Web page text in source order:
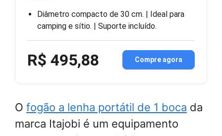
Diâmetro compacto de 30 cm. | Ideal para
camping e sítio. | Suporte incluído.
R$ 495,88 Compre agora
O fogão a lenha portátil de 1 boca da
marca Itajobi é um equipamento